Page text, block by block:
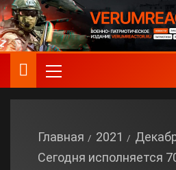
Главная 2021
Сегодня исполняется